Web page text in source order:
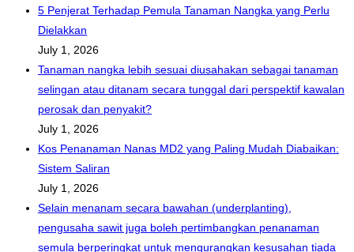
5 Penjerat Terhadap Pemula Tanaman Nangka yang Perlu
Dielakkan
July 1, 2026
Tanaman nangka lebih sesuai diusahakan sebagai tanaman
selingan atau ditanam secara tunggal dari perspektif kawalan
perosak dan penyakit?
July 1, 2026
Kos Penanaman Nanas MD2 yang Paling Mudah Diabaikan:
Sistem Saliran
July 1, 2026
Selain menanam secara bawahan (underplanting),
pengusaha sawit juga boleh pertimbangkan penanaman
semula berperingkat untuk mengurangkan kesusahan tiada